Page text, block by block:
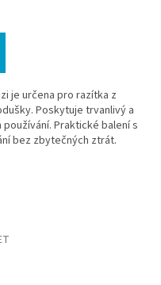
je určena pro razítka z
Poskytuje trvanlivý a
Praktické balení s
bez zbytečných ztrát.